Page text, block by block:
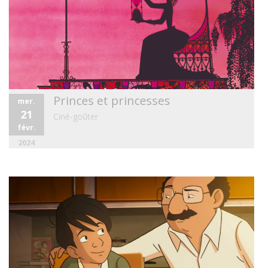
mer.
21
févr.
2024
Princes et princesses
Ciné-goûter